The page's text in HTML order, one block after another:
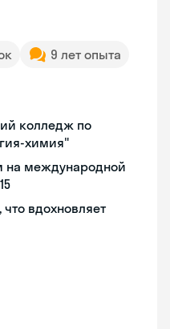
9 лет опыта
колледж по
химия"
на международной
вдохновляет